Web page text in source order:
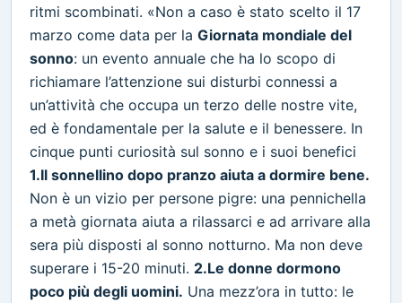
ritmi scombinati. «Non a caso è stato scelto il 17
marzo come data per la Giornata mondiale del
sonno: un evento annuale che ha lo scopo di
richiamare l’attenzione sui disturbi connessi a
un’attività che occupa un terzo delle nostre vite,
ed è fondamentale per la salute e il benessere. In
cinque punti curiosità sul sonno e i suoi benefici
1.Il sonnellino dopo pranzo aiuta a dormire bene.
Non è un vizio per persone pigre: una pennichella
a metà giornata aiuta a rilassarci e ad arrivare alla
sera più disposti al sonno notturno. Ma non deve
superare i 15-20 minuti. 2.Le donne dormono
poco più degli uomini. Una mezz’ora in tutto: le